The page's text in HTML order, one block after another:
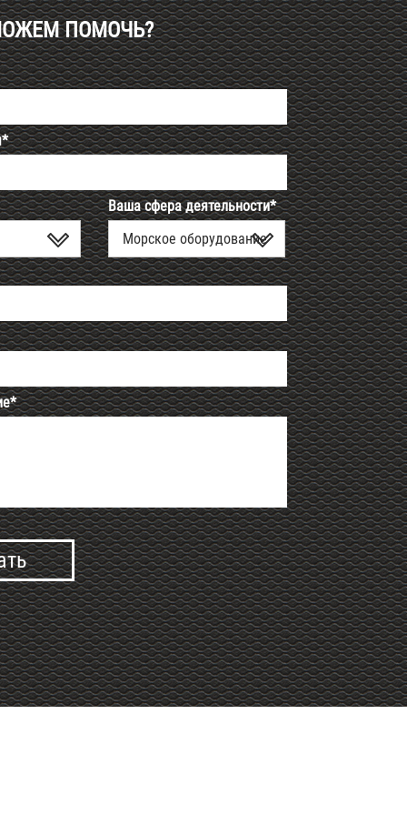
ПОМОЧЬ?
Ваша сфера деятельности*
Морское оборудование